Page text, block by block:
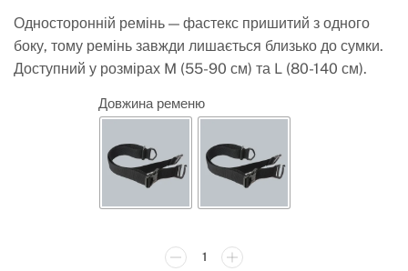
Односторонній ремінь — фастекс пришитий з одного
боку, тому ремінь завжди лишається близько до сумки.
Доступний у розмірах M (55-90 см) та L (80-140 см).
Довжина ременю